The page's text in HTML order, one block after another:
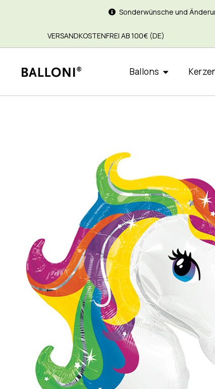
Sonderwünsche und
VERSANDKOSTENFREI AB 100€ (DE)
Ballons